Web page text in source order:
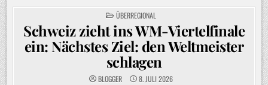
POSTED
IN
ÜBERREGIONAL
Schweiz zieht ins WM-Viertelfinale
ein: Nächstes Ziel: den Weltmeister
schlagen
BLOGGER 8. JULI 2026